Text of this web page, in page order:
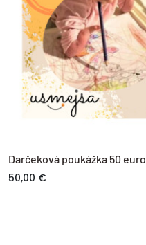
Darčeková poukážka 50 euro
50,00 €